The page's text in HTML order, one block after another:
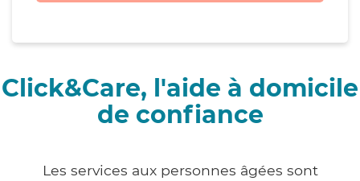
Click&Care, l'aide à domicile
de confiance
Les services aux personnes âgées sont